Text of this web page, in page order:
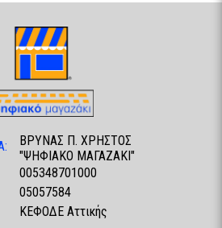
ΒΡΥΝΑΣ Π. ΧΡΗΣΤΟΣ
"ΨΗΦΙΑΚΟ ΜΑΓΑΖΑΚΙ"
005348701000
05057584
ΚΕΦΟΔΕ Αττικής